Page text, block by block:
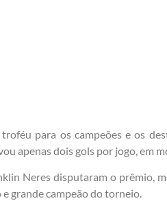
para os campeões e os
apenas dois gols por jogo, em
Neres disputaram o prêmio,
grande campeão do torneio.